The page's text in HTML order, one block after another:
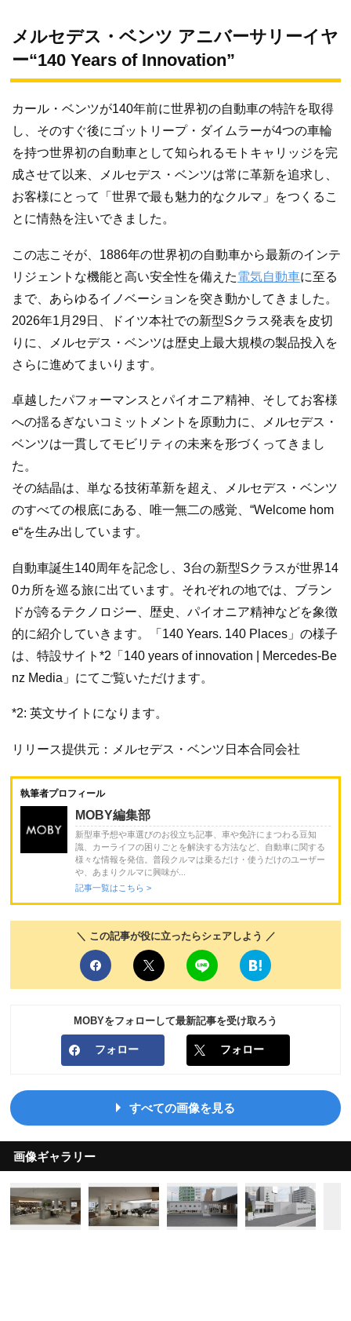
メルセデス・ベンツ アニバーサリーイヤ
ー“140 Years of Innovation”
カール・ベンツが140年前に世界初の自動車の特許を取得
し、そのすぐ後にゴットリープ・ダイムラーが4つの車輪
を持つ世界初の自動車として知られるモトキャリッジを完
成させて以来、メルセデス・ベンツは常に革新を追求し、
お客様にとって「世界で最も魅力的なクルマ」をつくるこ
とに情熱を注いできました。
この志こそが、1886年の世界初の自動車から最新のインテ
リジェントな機能と高い安全性を備えた電気自動車に至る
まで、あらゆるイノベーションを突き動かしてきました。
2026年1月29日、ドイツ本社での新型Sクラス発表を皮切
りに、メルセデス・ベンツは歴史上最大規模の製品投入を
さらに進めてまいります。
卓越したパフォーマンスとパイオニア精神、そしてお客様
への揺るぎないコミットメントを原動力に、メルセデス・
ベンツは一貫してモビリティの未来を形づくってきまし
た。
その結晶は、単なる技術革新を超え、メルセデス・ベンツ
のすべての根底にある、唯一無二の感覚、“Welcome hom
e“を生み出しています。
自動車誕生140周年を記念し、3台の新型Sクラスが世界14
0カ所を巡る旅に出ています。それぞれの地では、ブラン
ドが誇るテクノロジー、歴史、パイオニア精神などを象徴
的に紹介していきます。「140 Years. 140 Places」の様子
は、特設サイト*2「140 years of innovation | Mercedes-Be
nz Media」にてご覧いただけます。
*2: 英文サイトになります。
リリース提供元：メルセデス・ベンツ日本合同会社
執筆者プロフィール
MOBY編集部
新型車予想や車選びのお役立ち記事、車や免許にまつわる豆知
識、カーライフの困りごとを解決する方法など、自動車に関する
様々な情報を発信。普段クルマは乗るだけ・使うだけのユーザー
や、あまりクルマに興味が...
記事一覧はこちら >
＼ この記事が役に立ったらシェアしよう ／
MOBYをフォローして最新記事を受け取ろう
フォロー フォロー
すべての画像を見る
画像ギャラリー